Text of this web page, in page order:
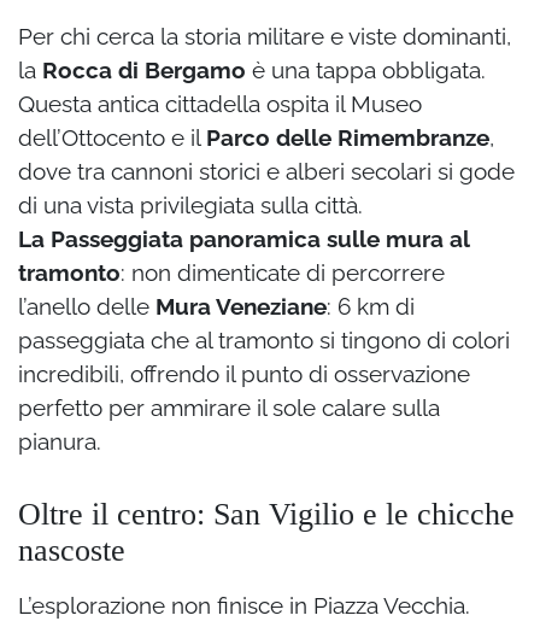
Per chi cerca la storia militare e viste dominanti,
la Rocca di Bergamo è una tappa obbligata.
Questa antica cittadella ospita il Museo
dell’Ottocento e il Parco delle Rimembranze,
dove tra cannoni storici e alberi secolari si gode
di una vista privilegiata sulla città.
La Passeggiata panoramica sulle mura al
tramonto: non dimenticate di percorrere
l’anello delle Mura Veneziane: 6 km di
passeggiata che al tramonto si tingono di colori
incredibili, offrendo il punto di osservazione
perfetto per ammirare il sole calare sulla
pianura.
Oltre il centro: San Vigilio e le chicche
nascoste
L’esplorazione non finisce in Piazza Vecchia.